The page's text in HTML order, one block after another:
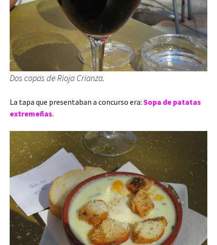
Dos copas de Rioja Crianza.
La tapa que presentaban a concurso era: Sopa de patatas
extremeñas.